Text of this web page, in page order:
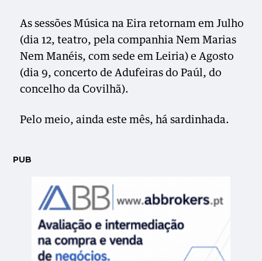
As sessões Música na Eira retornam em Julho
(dia 12, teatro, pela companhia Nem Marias
Nem Manéis, com sede em Leiria) e Agosto
(dia 9, concerto de Adufeiras do Paúl, do
concelho da Covilhã).
Pelo meio, ainda este mês, há sardinhada.
PUB